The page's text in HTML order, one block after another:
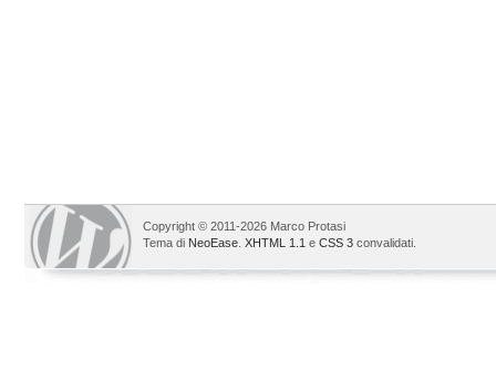
Copyright © 2011-2026 Marco Protasi
Tema di NeoEase XHTML 1.1 e CSS 3 convalidati.